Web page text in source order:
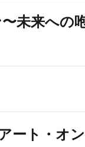
未来への
ート・オン